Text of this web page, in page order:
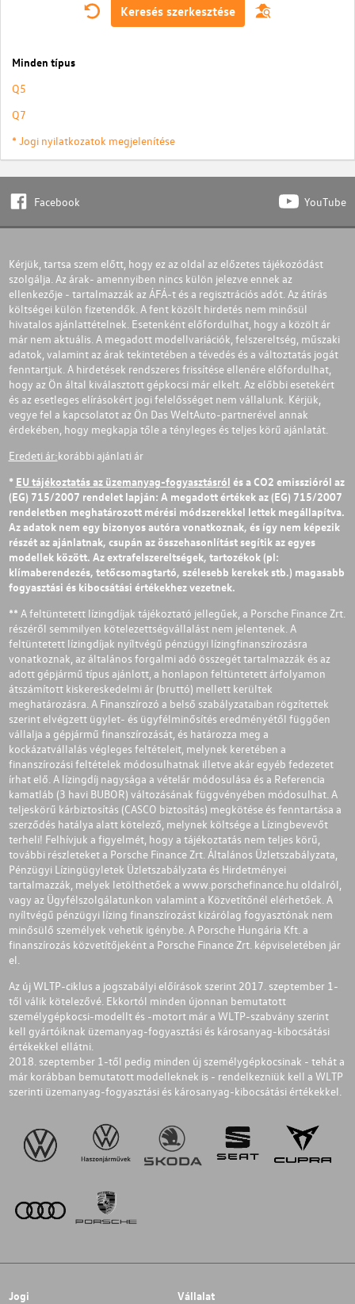
Keresés szerkesztése
Minden típus
Q5
Q7
* Jogi nyilatkozatok megjelenítése
Facebook YouTube
Kérjük, tartsa szem előtt, hogy ez az oldal az előzetes tájékozódást
szolgálja. Az árak- amennyiben nincs külön jelezve ennek az
ellenkezője - tartalmazzák az ÁFÁ-t és a regisztrációs adót. Az átírás
költségei külön fizetendők. A fent közölt hirdetés nem minősül
hivatalos ajánlattételnek. Esetenként előfordulhat, hogy a közölt ár
már nem aktuális. A megadott modellvariációk, felszereltség, műszaki
adatok, valamint az árak tekintetében a tévedés és a változtatás jogát
fenntartjuk. A hirdetések rendszeres frissítése ellenére előfordulhat,
hogy az Ön által kiválasztott gépkocsi már elkelt. Az előbbi esetekért
és az esetleges elírásokért jogi felelősséget nem vállalunk. Kérjük,
vegye fel a kapcsolatot az Ön Das WeltAuto-partnerével annak
érdekében, hogy megkapja tőle a tényleges és teljes körű ajánlatát.
Eredeti ár:korábbi ajánlati ár
* EU tájékoztatás az üzemanyag-fogyasztásról és a CO2 emisszióról az
(EG) 715/2007 rendelet lapján: A megadott értékek az (EG) 715/2007
rendeletben meghatározott mérési módszerekkel lettek megállapítva.
Az adatok nem egy bizonyos autóra vonatkoznak, és így nem képezik
részét az ajánlatnak, csupán az összehasonlítást segítik az egyes
modellek között. Az extrafelszereltségek, tartozékok (pl:
klímaberendezés, tetőcsomagtartó, szélesebb kerekek stb.) magasabb
fogyasztási és kibocsátási értékekhez vezetnek.
** A feltüntetett lízingdíjak tájékoztató jellegűek, a Porsche Finance Zrt.
részéről semmilyen kötelezettségvállalást nem jelentenek. A
feltüntetett lízingdíjak nyíltvégű pénzügyi lízingfinanszírozásra
vonatkoznak, az általános forgalmi adó összegét tartalmazzák és az
adott gépjármű típus ajánlott, a honlapon feltüntetett árfolyamon
átszámított kiskereskedelmi ár (bruttó) mellett kerültek
meghatározásra. A Finanszírozó a belső szabályzataiban rögzítettek
szerint elvégzett ügylet- és ügyfélminősítés eredményétől függően
vállalja a gépjármű finanszírozását, és határozza meg a
kockázatvállalás végleges feltételeit, melynek keretében a
finanszírozási feltételek módosulhatnak illetve akár egyéb fedezetet
írhat elő. A lízingdíj nagysága a vételár módosulása és a Referencia
kamatláb (3 havi BUBOR) változásának függvényében módosulhat. A
teljeskörű kárbiztosítás (CASCO biztosítás) megkötése és fenntartása a
szerződés hatálya alatt kötelező, melynek költsége a Lízingbevevőt
terheli! Felhívjuk a figyelmét, hogy a tájékoztatás nem teljes körű,
további részleteket a Porsche Finance Zrt. Általános Üzletszabályzata,
Pénzügyi Lízingügyletek Üzletszabályzata és Hirdetményei
tartalmazzák, melyek letölthetőek a www.porschefinance.hu oldalról,
vagy az Ügyfélszolgálatunkon valamint a Közvetítőnél elérhetőek. A
nyíltvégű pénzügyi lízing finanszírozást kizárólag fogyasztónak nem
minősülő személyek vehetik igénybe. A Porsche Hungária Kft. a
finanszírozás közvetítőjeként a Porsche Finance Zrt. képviseletében jár
el.
Az új WLTP-ciklus a jogszabályi előírások szerint 2017. szeptember 1-
től válik kötelezővé. Ekkortól minden újonnan bemutatott
személygépkocsi-modellt és -motort már a WLTP-szabvány szerint
kell gyártóiknak üzemanyag-fogyasztási és károsanyag-kibocsátási
értékekkel ellátni.
2018. szeptember 1-től pedig minden új személygépkocsinak - tehát a
már korábban bemutatott modelleknek is - rendelkezniük kell a WLTP
szerinti üzemanyag-fogyasztási és károsanyag-kibocsátási értékekkel.
Jogi Vállalat